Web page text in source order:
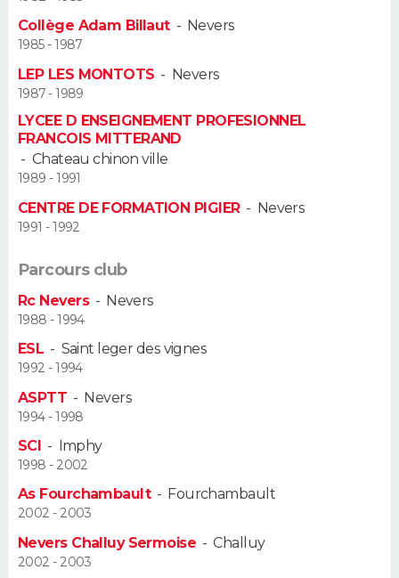
Alimentation
Guide de la santé
Maladies
Médicaments
Sommeil
VOYAGE
Destinations
City break
Voyage nature
Voyage de noces
Forum
Climat
+
PHOTO
GUIDES D'ACHAT
BONS PLANS
CARTE DE VOEUX
S'inscrire
Se connecter
Lycées
Collèges
Primaires
Universités
Entreprises
Service militaire
Avis de recherche
AVIS DE DÉCÈS
FORUM
Bricolage
Lifestyle
Culture
Sport
Auto
Television
Voyage
Cinema
Collège Adam Billaut- Nevers
1985 - 1987
LEP LES MONTOTS - Nevers
1987 - 1989
LYCEE D ENSEIGNEMENT PROFESIONNEL
FRANCOIS MITTERAND
- Chateau chinon ville
1989 - 1991
CENTRE DE FORMATION PIGIER- Nevers
1991 - 1992
Parcours club
Rc Nevers- Nevers
1988 - 1994
ESL - Saint leger des vignes
1992 - 1994
ASPTT - Nevers
1994 - 1998
SCI - Imphy
1998 - 2002
As Fourchambault- Fourchambault
2002 - 2003
Nevers Challuy Sermoise -Challuy
2002 - 2003